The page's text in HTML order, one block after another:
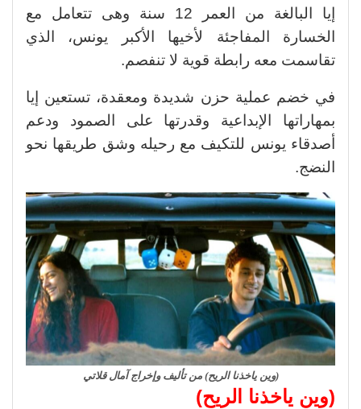
إيا البالغة من العمر 12 سنة وهى تتعامل مع
الخسارة المفاجئة لأخيها الأكبر يونس، الذي
تقاسمت معه رابطة قوية لا تنفصم.
في خضم عملية حزن شديدة ومعقدة، تستعين إيا
بمهاراتها الإبداعية وقدرتها على الصمود ودعم
أصدقاء يونس للتكيف مع رحيله وشق طريقها نحو
النضج.
(وين ياخذنا الريح) من تأليف وإخراج آمال قلاتي
(وين ياخذنا الريح)